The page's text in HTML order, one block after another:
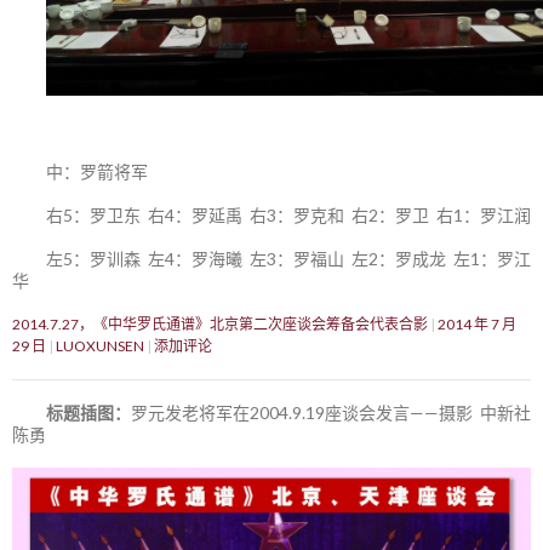
中：罗箭将军
右5：罗卫东 右4：罗延禹 右3：罗克和 右2：罗卫 右1：罗江润
左5：罗训森 左4：罗海曦 左3：罗福山 左2：罗成龙 左1：罗江
华
2014.7.27，《中华罗氏通谱》北京第二次座谈会筹备会代表合影 2014 年 7 月
29 日
LUOXUNSEN 添加评论
标题插图： 罗元发老将军在2004.9.19座谈会发言——摄影 中新社
陈勇